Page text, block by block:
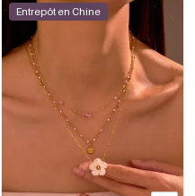
Entrepôt en Chine